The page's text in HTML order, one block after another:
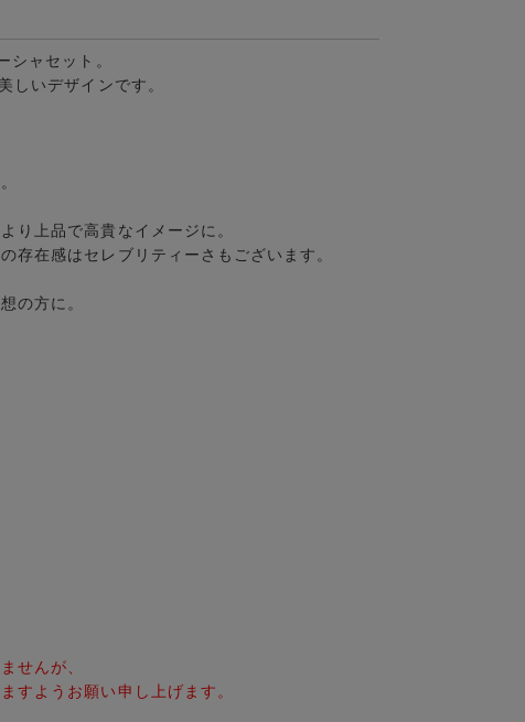
シャセット。
しいデザインです。
り上品で高貴なイメージに。
存在感はセレブリティーさもございます。
の方に。
せんが、
すようお願い申し上げます。